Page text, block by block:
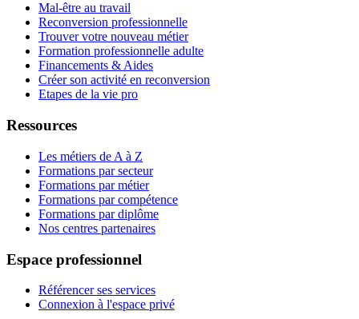
Mal-être au travail
Reconversion professionnelle
Trouver votre nouveau métier
Formation professionnelle adulte
Financements & Aides
Créer son activité en reconversion
Etapes de la vie pro
Ressources
Les métiers de A à Z
Formations par secteur
Formations par métier
Formations par compétence
Formations par diplôme
Nos centres partenaires
Espace professionnel
Référencer ses services
Connexion à l'espace privé